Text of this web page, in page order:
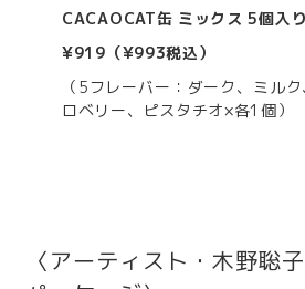
CACAOCAT缶 ミックス 5個入
¥919（¥993税込）
（5フレーバー：ダーク、ミル
ロベリー、ピスタチオ×各1個）
〈アーティスト・木野聡